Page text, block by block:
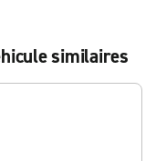
similaires